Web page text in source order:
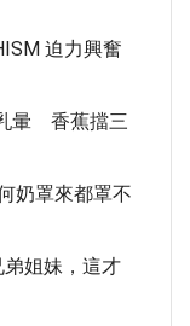
迫力興奮
暈 香蕉擋三
奶罩來都罩不
姐妹，這才